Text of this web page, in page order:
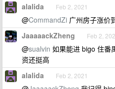
alalida Feb 2, 2021
@CommandZi 广州房子涨价
JaaaaackZheng Feb 2,
@sualvin 如果能进 bigo 住番
资还挺高
alalida Feb 2, 2021